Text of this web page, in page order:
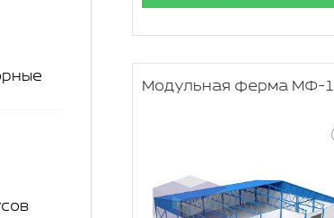
Модульная ферма МФ-1